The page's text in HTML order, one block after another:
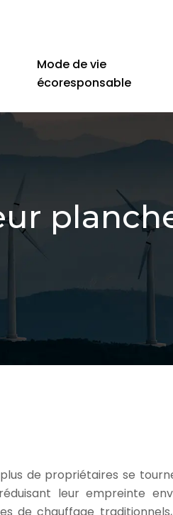
Mode de vie
écoresponsable
de propriétaires se
leur empreinte